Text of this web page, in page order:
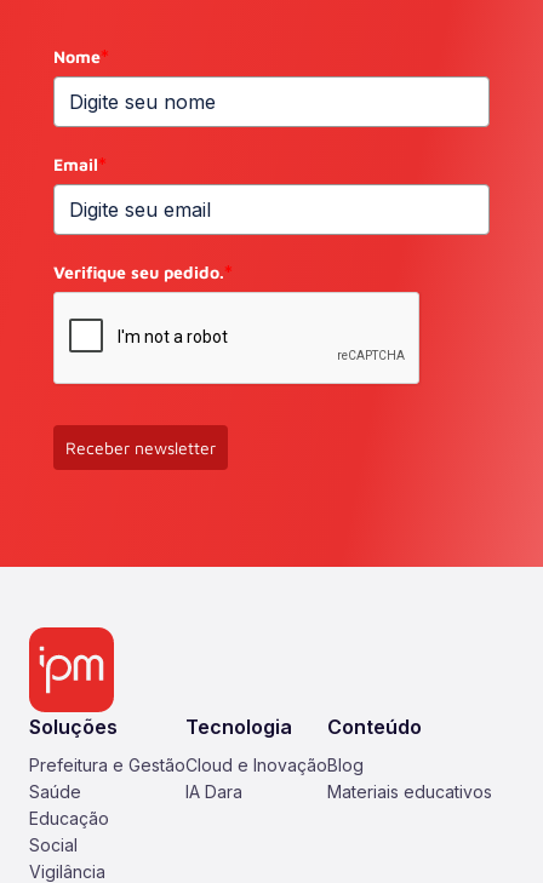
Nome*
Email*
Verifique seu pedido.*
Receber newsletter
Soluções
Prefeitura e Gestão
Saúde
Educação
Social
Vigilância
Tecnologia
Cloud e Inovação
IA Dara
Conteúdo
Blog
Materiais educativos